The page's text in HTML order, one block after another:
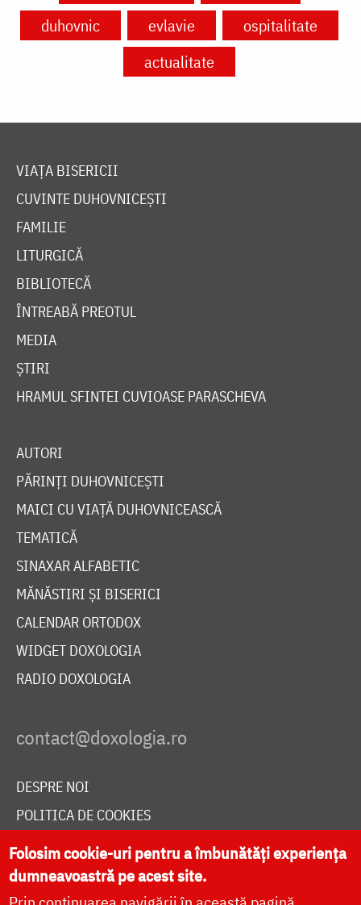
duhovnic
evlavie
ospitalitate
actualitate
VIAȚA BISERICII
CUVINTE DUHOVNICEȘTI
FAMILIE
LITURGICĂ
BIBLIOTECĂ
ÎNTREABĂ PREOTUL
MEDIA
ȘTIRI
HRAMUL SFINTEI CUVIOASE PARASCHEVA
AUTORI
PĂRINȚI DUHOVNICEȘTI
MAICI CU VIAȚĂ DUHOVNICEASCĂ
TEMATICĂ
SINAXAR ALFABETIC
MĂNĂSTIRI ȘI BISERICI
CALENDAR ORTODOX
WIDGET DOXOLOGIA
RADIO DOXOLOGIA
DESPRE NOI
POLITICA DE COOKIES
DONEAZĂ ONLINE PENTRU CATEDRALA NAȚIONALĂ
Folosim cookie-uri pentru a îmbunătăți experiența
dumneavoastră pe acest site.